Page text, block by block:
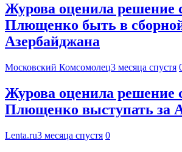
Журова оценила решение
Плющенко быть в
Азербайджана
Московский Комсомолец3 месяца спустя
Журова оценила решение
Плющенко выступать за
Lenta.ru3 месяца спустя 0